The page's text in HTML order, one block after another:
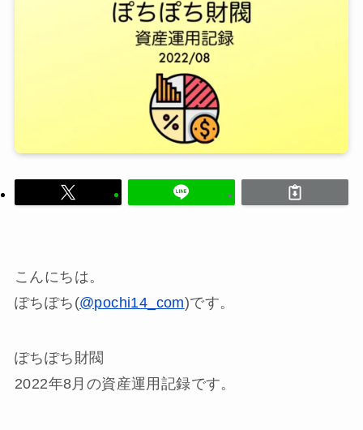
こんにちは。
ぽちぽち(@pochi14_com)です。
ぽちぽち財閥
2022年8月の資産運用記録です。